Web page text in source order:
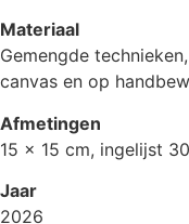
Materiaal
Gemengde
canvas en op
Afmetingen
15 x 15 cm, ingelijst
Jaar
2026